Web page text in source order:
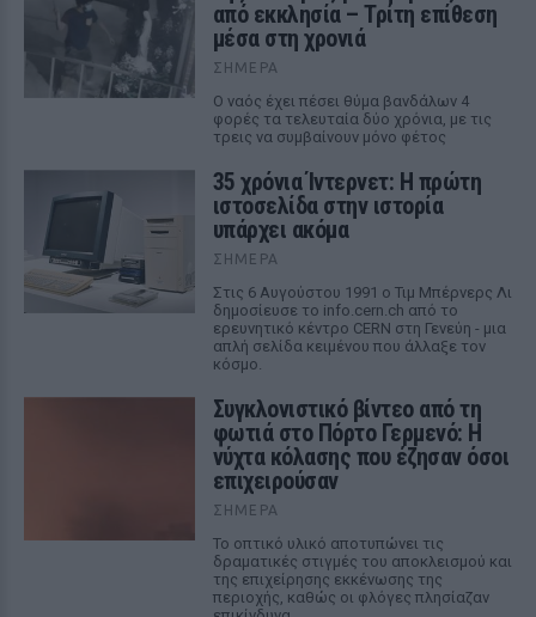
από εκκλησία – Τρίτη επίθεση
μέσα στη χρονιά
ΣΉΜΕΡΑ
Ο ναός έχει πέσει θύμα βανδάλων 4
φορές τα τελευταία δύο χρόνια, με τις
τρεις να συμβαίνουν μόνο φέτος
35 χρόνια Ίντερνετ: Η πρώτη
ιστοσελίδα στην ιστορία
υπάρχει ακόμα
ΣΉΜΕΡΑ
Στις 6 Αυγούστου 1991 ο Τιμ Μπέρνερς Λι
δημοσίευσε το info.cern.ch από το
ερευνητικό κέντρο CERN στη Γενεύη - μια
απλή σελίδα κειμένου που άλλαξε τον
κόσμο.
Συγκλονιστικό βίντεο από τη
φωτιά στο Πόρτο Γερμενό: Η
νύχτα κόλασης που έζησαν όσοι
επιχειρούσαν
ΣΉΜΕΡΑ
Το οπτικό υλικό αποτυπώνει τις
δραματικές στιγμές του αποκλεισμού και
της επιχείρησης εκκένωσης της
περιοχής, καθώς οι φλόγες πλησίαζαν